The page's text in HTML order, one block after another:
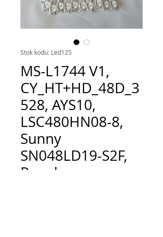
Stok kodu: Led125
MS-L1744 V1,
CY_HT+HD_48D_3
528, AYS10,
LSC480HN08-8,
Sunny
SN048LD19-S2F,
Panel